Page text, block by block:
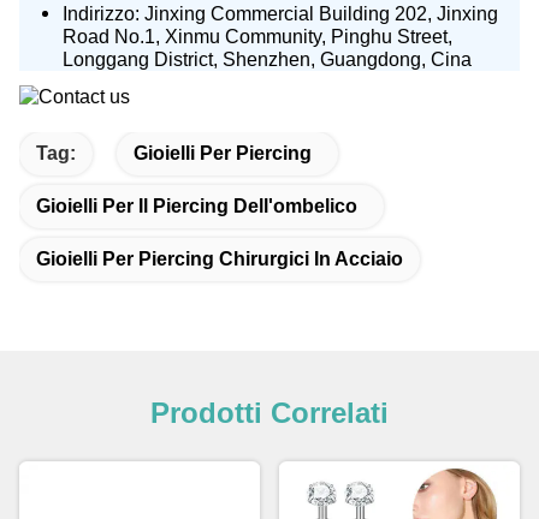
Indirizzo: Jinxing Commercial Building 202, Jinxing
Road No.1, Xinmu Community, Pinghu Street,
Longgang District, Shenzhen, Guangdong, Cina
Tag: Gioielli Per Piercing
Gioielli Per Il Piercing Dell'ombelico
Gioielli Per Piercing Chirurgici In Acciaio
Prodotti Correlati